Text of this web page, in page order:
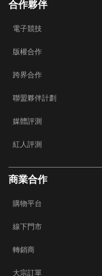
合作夥伴
電子競技
版權合作
跨界合作
聯盟夥伴計劃
媒體評測
紅人評測
商業合作
購物平台
線下門市
轉銷商
大宗訂單